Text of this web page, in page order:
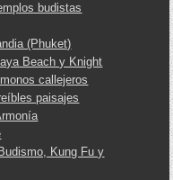
budistas
(Phuket)
Beach y Knight
callejeros
paisajes
Kung Fu y